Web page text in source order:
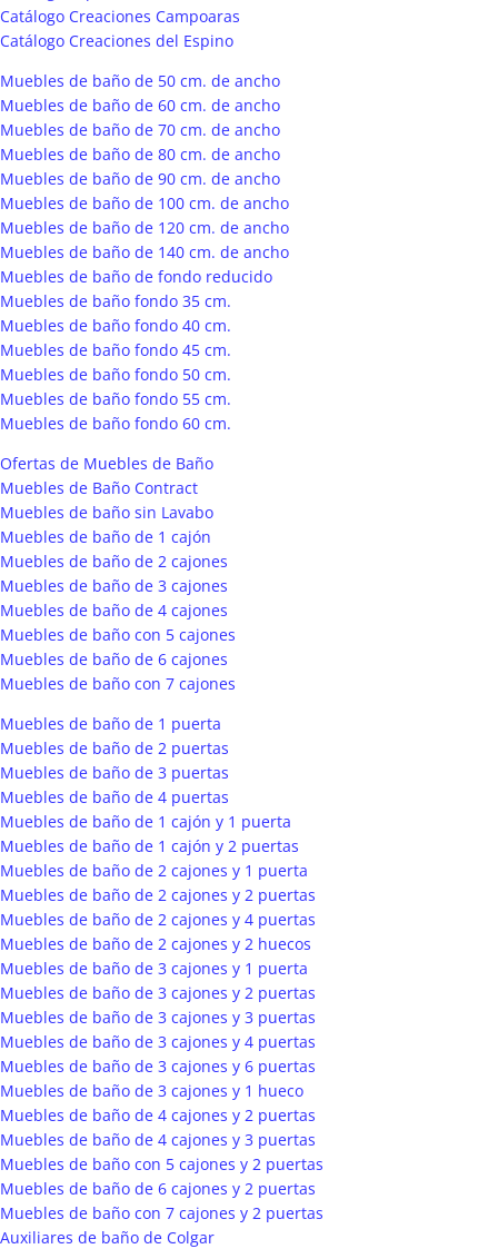
Catálogo Creaciones Campoaras
Catálogo Creaciones del Espino
Muebles de baño de 50 cm. de ancho
Muebles de baño de 60 cm. de ancho
Muebles de baño de 70 cm. de ancho
Muebles de baño de 80 cm. de ancho
Muebles de baño de 90 cm. de ancho
Muebles de baño de 100 cm. de ancho
Muebles de baño de 120 cm. de ancho
Muebles de baño de 140 cm. de ancho
Muebles de baño de fondo reducido
Muebles de baño fondo 35 cm.
Muebles de baño fondo 40 cm.
Muebles de baño fondo 45 cm.
Muebles de baño fondo 50 cm.
Muebles de baño fondo 55 cm.
Muebles de baño fondo 60 cm.
Ofertas de Muebles de Baño
Muebles de Baño Contract
Muebles de baño sin Lavabo
Muebles de baño de 1 cajón
Muebles de baño de 2 cajones
Muebles de baño de 3 cajones
Muebles de baño de 4 cajones
Muebles de baño con 5 cajones
Muebles de baño de 6 cajones
Muebles de baño con 7 cajones
Muebles de baño de 1 puerta
Muebles de baño de 2 puertas
Muebles de baño de 3 puertas
Muebles de baño de 4 puertas
Muebles de baño de 1 cajón y 1 puerta
Muebles de baño de 1 cajón y 2 puertas
Muebles de baño de 2 cajones y 1 puerta
Muebles de baño de 2 cajones y 2 puertas
Muebles de baño de 2 cajones y 4 puertas
Muebles de baño de 2 cajones y 2 huecos
Muebles de baño de 3 cajones y 1 puerta
Muebles de baño de 3 cajones y 2 puertas
Muebles de baño de 3 cajones y 3 puertas
Muebles de baño de 3 cajones y 4 puertas
Muebles de baño de 3 cajones y 6 puertas
Muebles de baño de 3 cajones y 1 hueco
Muebles de baño de 4 cajones y 2 puertas
Muebles de baño de 4 cajones y 3 puertas
Muebles de baño con 5 cajones y 2 puertas
Muebles de baño de 6 cajones y 2 puertas
Muebles de baño con 7 cajones y 2 puertas
Auxiliares de baño de Colgar